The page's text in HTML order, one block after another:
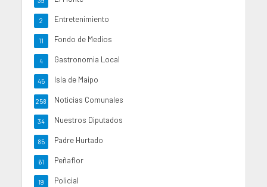
Entretenimiento
2
Fondo de Medios
11
Gastronomia Local
4
Isla de Maipo
45
Noticias Comunales
258
Nuestros Diputados
34
Padre Hurtado
85
Peñaflor
61
Policial
19